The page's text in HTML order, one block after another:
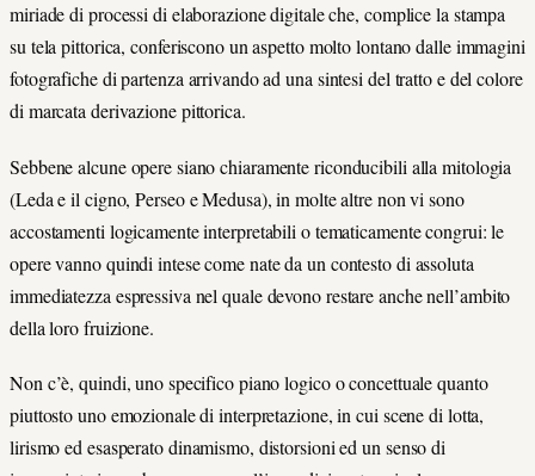
miriade di processi di elaborazione digitale che, complice la stampa
su tela pittorica, conferiscono un aspetto molto lontano dalle immagini
fotografiche di partenza arrivando ad una sintesi del tratto e del colore
di marcata derivazione pittorica.
Sebbene alcune opere siano chiaramente riconducibili alla mitologia
(Leda e il cigno, Perseo e Medusa), in molte altre non vi sono
accostamenti logicamente interpretabili o tematicamente congrui: le
opere vanno quindi intese come nate da un contesto di assoluta
immediatezza espressiva nel quale devono restare anche nell’ambito
della loro fruizione.
Non c’è, quindi, uno specifico piano logico o concettuale quanto
piuttosto uno emozionale di interpretazione, in cui scene di lotta,
lirismo ed esasperato dinamismo, distorsioni ed un senso di